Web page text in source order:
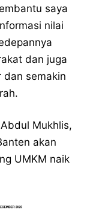
saya
nilai
dan juga
dan semakin
Mukhlis,
akan
UMKM naik